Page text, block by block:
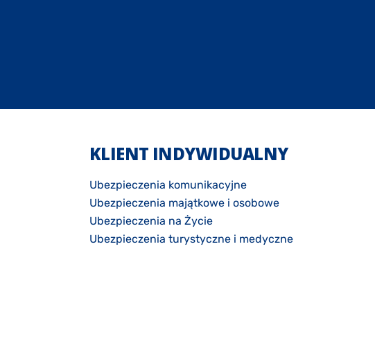
KLIENT INDYWIDUALNY
Ubezpieczenia komunikacyjne
Ubezpieczenia majątkowe i osobowe
Ubezpieczenia na Życie
Ubezpieczenia turystyczne i medyczne